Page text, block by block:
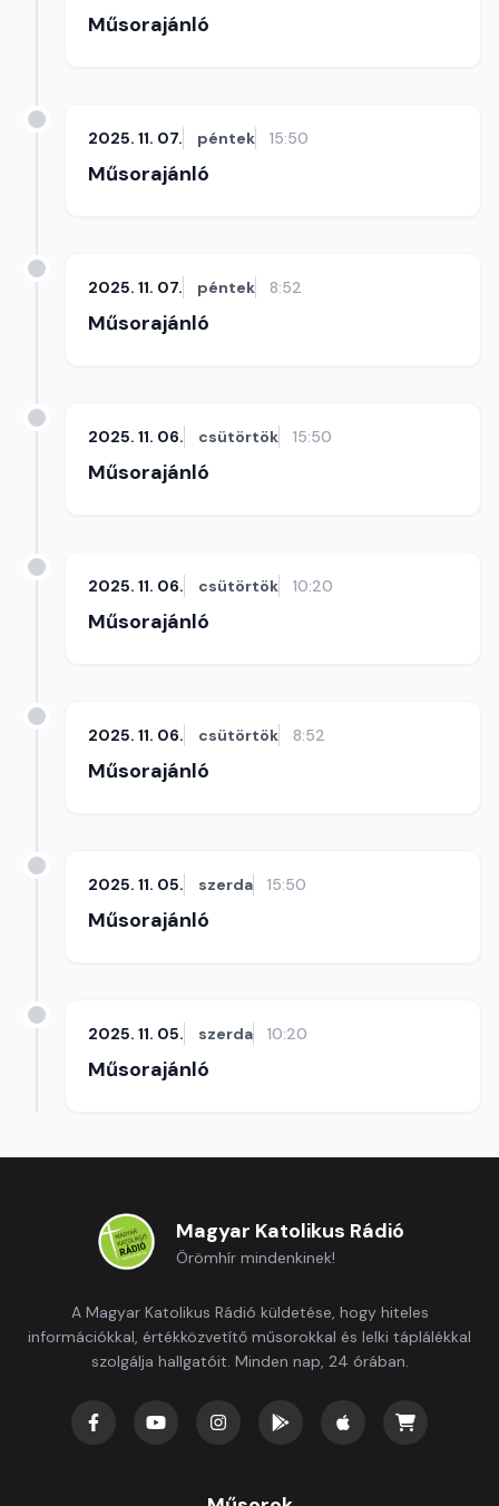
Műsorajánló
2025. 11. 07. péntek 15:50
Műsorajánló
2025. 11. 07. péntek 8:52
Műsorajánló
2025. 11. 06. csütörtök 15:50
Műsorajánló
2025. 11. 06. csütörtök 10:20
Műsorajánló
2025. 11. 06. csütörtök 8:52
Műsorajánló
2025. 11. 05. szerda 15:50
Műsorajánló
2025. 11. 05. szerda 10:20
Műsorajánló
Magyar Katolikus Rádió
Örömhír mindenkinek!
A Magyar Katolikus Rádió küldetése, hogy hiteles
információkkal, értékközvetítő műsorokkal és lelki táplálékkal
szolgálja hallgatóit. Minden nap, 24 órában.